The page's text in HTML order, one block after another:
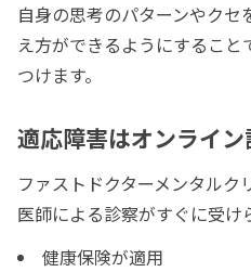
自身の思考のパターンやク
え方ができるようにするこ
つけます。
適応障害はオンライ
ファストドクターメンタル
医師による診察がすぐに受け
健康保険が適用